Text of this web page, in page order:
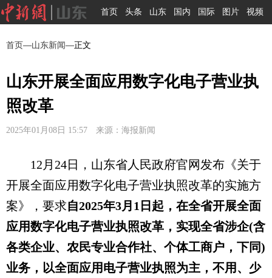
首页 头条 山东 国内 国际 图片 视频
首页—山东新闻—正文
山东开展全面应用数字化电子营业执
照改革
2025年01月08日 15:57 来源：海报新闻
12月24日，山东省人民政府官网发布《关于
开展全面应用数字化电子营业执照改革的实施方
案》，要求自2025年3月1日起，在全省开展全面
应用数字化电子营业执照改革，实现全省涉企(含
各类企业、农民专业合作社、个体工商户，下同)
业务，以全面应用电子营业执照为主，不用、少